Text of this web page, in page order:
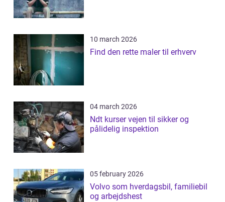
10 march 2026
Find den rette maler til erhverv
04 march 2026
Ndt kurser vejen til sikker og
pålidelig inspektion
05 february 2026
Volvo som hverdagsbil, familiebil
og arbejdshest